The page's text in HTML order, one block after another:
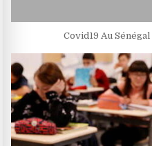
Covid19 Au